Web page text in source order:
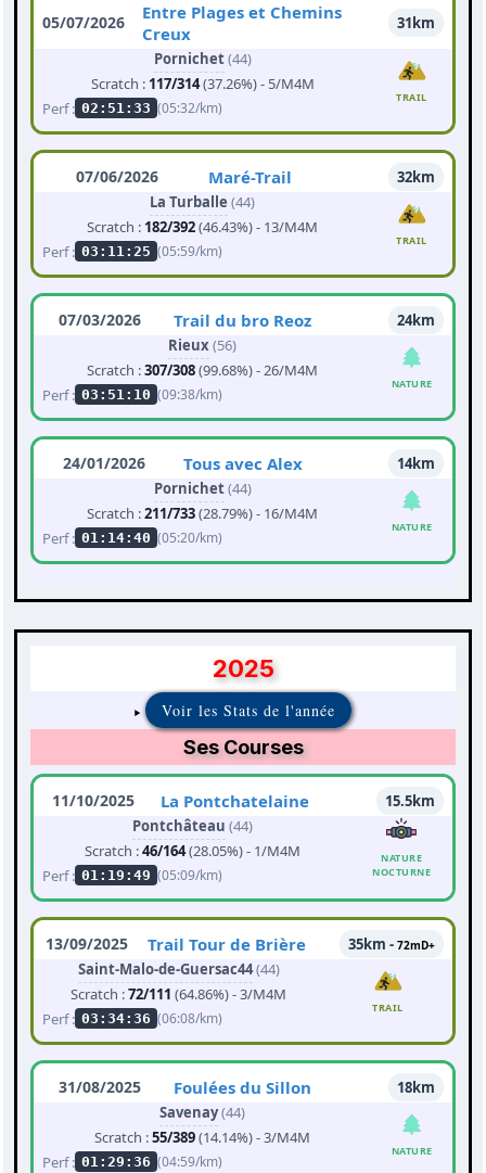
05/07/2026
Entre Plages et Chemins
Creux
31km
Pornichet(44)
Scratch : 117/314(37.26%) - 5/M4M
Perf : 02:51:33 (05:32/km)
TRAIL
07/06/2026 Maré-Trail
32km
La Turballe (44)
Scratch : 182/392(46.43%) - 13/M4M
Perf : 03:11:25 (05:59/km)
TRAIL
07/03/2026 Trail du bro Reoz
24km
Rieux(56)
Scratch :307/308(99.68%) - 26/M4M
Perf : 03:51:10 (09:38/km)
NATURE
24/01/2026 Tous avec Alex
14km
Pornichet(44)
Scratch :211/733(28.79%) - 16/M4M
Perf : 01:14:40 (05:20/km)
NATURE
2025
Voir les Stats de l'année
Ses Courses
11/10/2025 La Pontchatelaine
15.5km
Pontchâteau (44)
Scratch :46/164(28.05%) - 1/M4M
Perf : 01:19:49 (05:09/km)
NATURE
NOCTURNE
13/09/2025 Trail Tour de Brière 35km - 72mD+
Saint-Malo-de-Guersac44(44)
Scratch :72/111 (64.86%) - 3/M4M
Perf : 03:34:36 (06:08/km)
TRAIL
31/08/2025 Foulées du Sillon
18km
Savenay(44)
Scratch :55/389(14.14%) - 3/M4M
Perf : 01:29:36 (04:59/km)
NATURE